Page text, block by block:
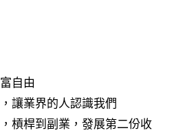
自由
讓業界的人認識我們
槓桿到副業，發展第二份收